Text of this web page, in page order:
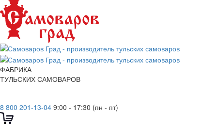
ФАБРИКА
ТУЛЬСКИХ САМОВАРОВ
8 800 201-13-04 9:00 - 17:30 (пн - пт)